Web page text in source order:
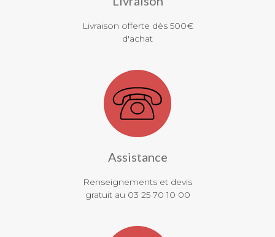
Livraison offerte dès 500€
d'achat
Assistance
Renseignements et devis
gratuit au 03 25 70 10 00